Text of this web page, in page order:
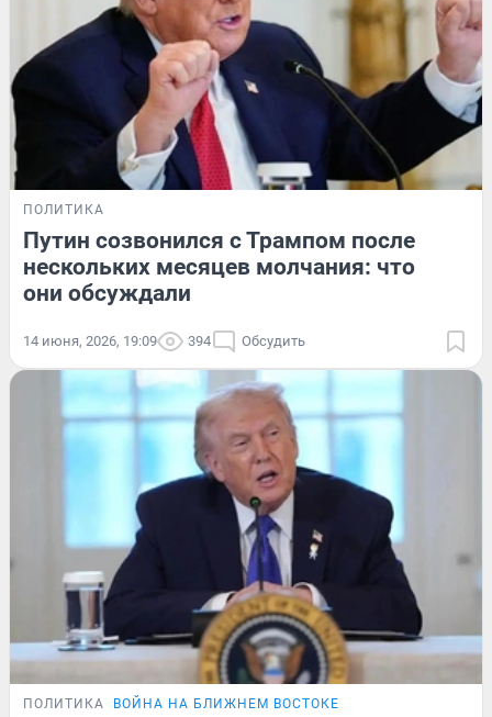
ПОЛИТИКА
Путин созвонился с Трампом после
нескольких месяцев молчания: что
они обсуждали
14 июня, 2026, 19:09 394 Обсудить
ПОЛИТИКА ВОЙНА НА БЛИЖНЕМ ВОСТОКЕ